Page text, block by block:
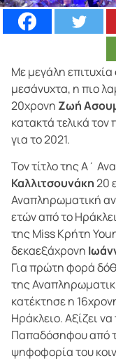
Με μεγάλη
μεσάνυχτα, η πιο
20χρονη Ζωή
κατακτά τελικά τον
για το 2021.
Τον τίτλο της Α΄
Καλλιτσουνάκη20
Αναπληρωματική
ετών από το
της MissΚρήτη
δεκαεξάχρονη
Για πρώτη φορά
της
κατέκτησε η
Ηράκλειο. Αξίζει
Παπαδόσηφου από
ψηφοφορία του